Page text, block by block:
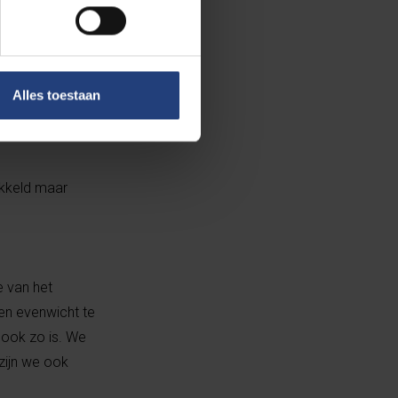
Alles toestaan
wel in: dat
maar
van het
evenwicht te
zo is. We
we ook